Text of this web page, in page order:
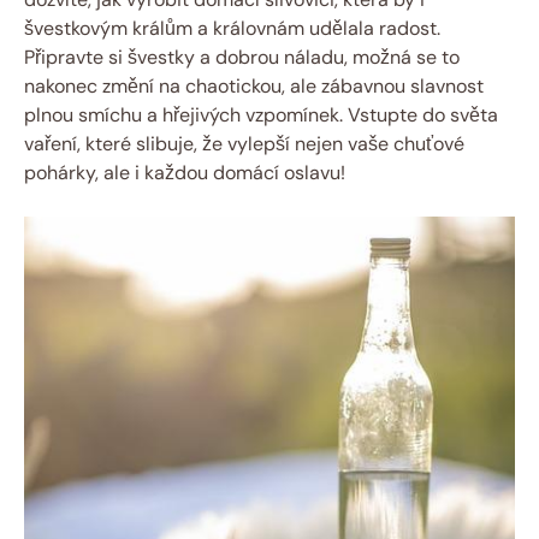
švestkovým králům a královnám udělala radost.
Připravte si švestky a dobrou náladu, možná se to
nakonec změní na chaotickou, ale zábavnou slavnost
plnou smíchu a hřejivých vzpomínek. Vstupte do světa
vaření, které slibuje, že vylepší nejen vaše chuťové
pohárky, ale i každou domácí oslavu!